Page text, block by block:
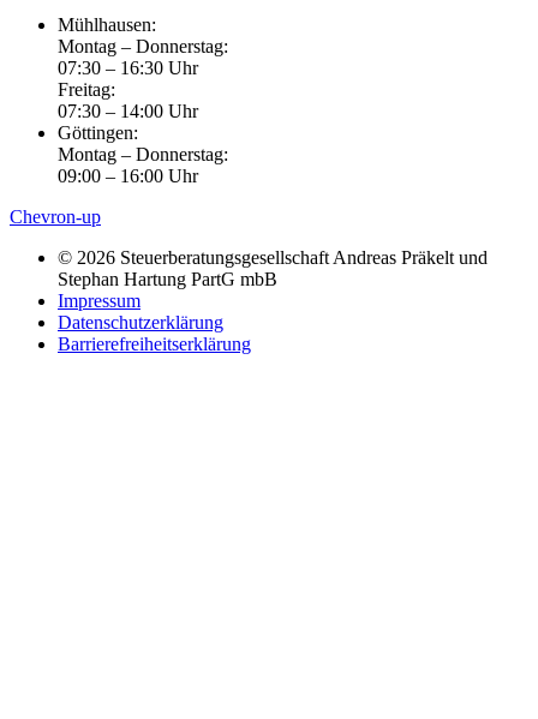
Mühlhausen:
Montag – Donnerstag:
07:30 – 16:30 Uhr
Freitag:
07:30 – 14:00 Uhr
Göttingen:
Montag – Donnerstag:
09:00 – 16:00 Uhr
Chevron-up
© 2026 Steuerberatungsgesellschaft Andreas Präkelt und
Stephan Hartung PartG mbB
Impressum
Datenschutzerklärung
Barrierefreiheitserklärung